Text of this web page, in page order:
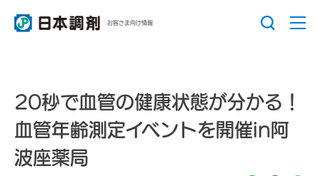
お客さま向け情報
20秒で血管の健康状態が分かる！
血管年齢測定イベントを開催in阿
波座薬局